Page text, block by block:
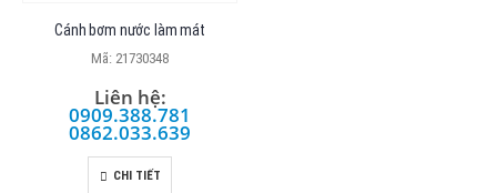
Cánh bơm nước làm mát
Mã: 21730348
Liên hệ:
0909.388.781
0862.033.639
CHI TIẾT